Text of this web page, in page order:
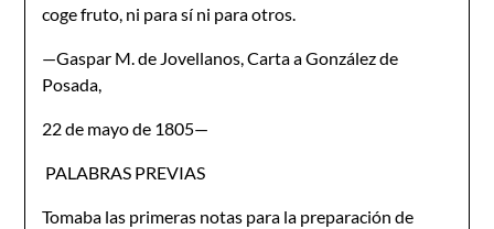
coge fruto, ni para sí ni para otros.
—Gaspar M. de Jovellanos, Carta a González de
Posada,
22 de mayo de 1805—
PALABRAS PREVIAS
Tomaba las primeras notas para la preparación de